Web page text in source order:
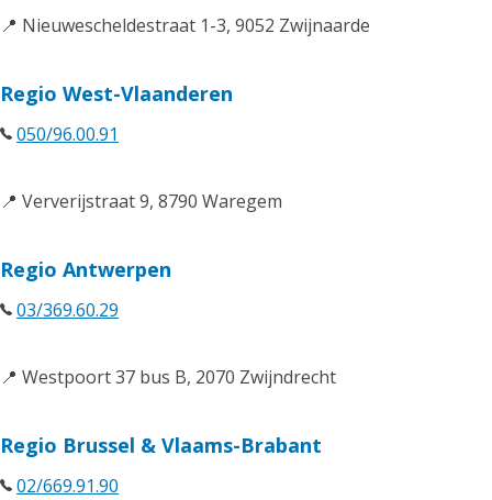
📍 Nieuwescheldestraat 1-3, 9052 Zwijnaarde
Regio West-Vlaanderen
050/96.00.91
📍 Ververijstraat 9, 8790 Waregem
Regio Antwerpen
03/369.60.29
📍 Westpoort 37 bus B, 2070 Zwijndrecht
Regio Brussel & Vlaams-Brabant
02/669.91.90